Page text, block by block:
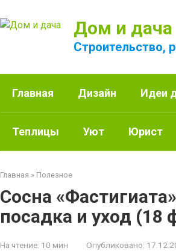
Дом и дача
Строительство,
Главная Дизайн Идеи
Теплицы Уют Юрист
Главная » Полезное
Сосна
посадка и уход (18
На чтение: 10 мин Опубликовано: